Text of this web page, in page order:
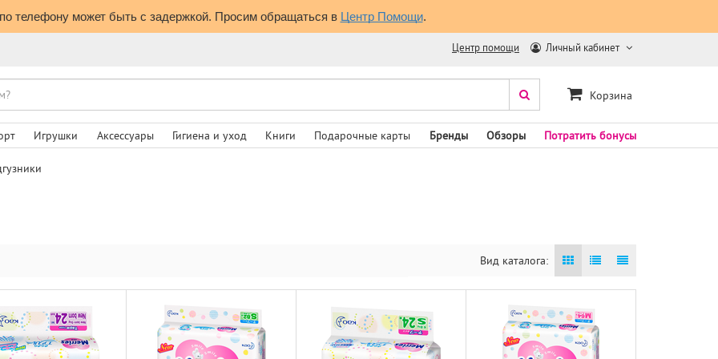
телефону может быть с задержкой. Просим обращаться в Центр Помощи.
Центр помощи Личный кабинет
Корзина
Игрушки Аксессуары Гигиена и уход Книги Подарочные карты Бренды Обзоры Потратить бонусы
Вид каталога: